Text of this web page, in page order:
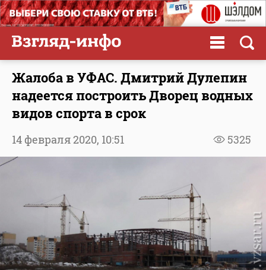
Жалоба в УФАС. Дмитрий Дулепин
надеется построить Дворец водных
видов спорта в срок
5325
14 февраля 2020, 10:51